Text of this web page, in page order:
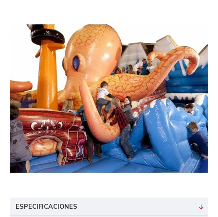
ESPECIFICACIONES